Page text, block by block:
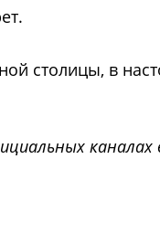
столицы, в
каналах